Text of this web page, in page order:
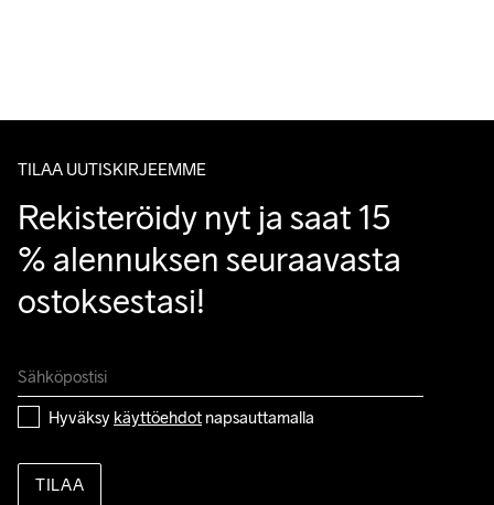
kysymyksiisi.
TILAA UUTISKIRJEEMME
Rekisteröidy nyt ja saat 15
% alennuksen seuraavasta
ostoksestasi!
Hyväksy käyttöehdot napsauttamalla
TILAA